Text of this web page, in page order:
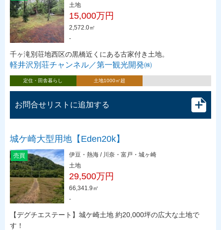
土地
15,000万円
2,572.0㎡
-
千ヶ滝別荘地西区の黒橋近くにある古家付き土地。
軽井沢別荘チャンネル／第一観光開発㈱
定住・田舎暮らし 土地1000㎡超
お問合せリストに追加する
城ケ崎大型用地【Eden20k】
売買
伊豆・熱海 / 川奈・富戸・城ヶ崎
土地
29,500万円
66,341.9㎡
-
【デグチエステート】城ケ崎土地 約20,000坪の広大な土地で
す！